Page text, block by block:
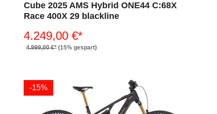
Cube 2025 AMS Hybrid ONE44 C:68X
Race 400X 29 blackline
4.249,00 €*
4.999,00 €* (15% gespart)
-15%